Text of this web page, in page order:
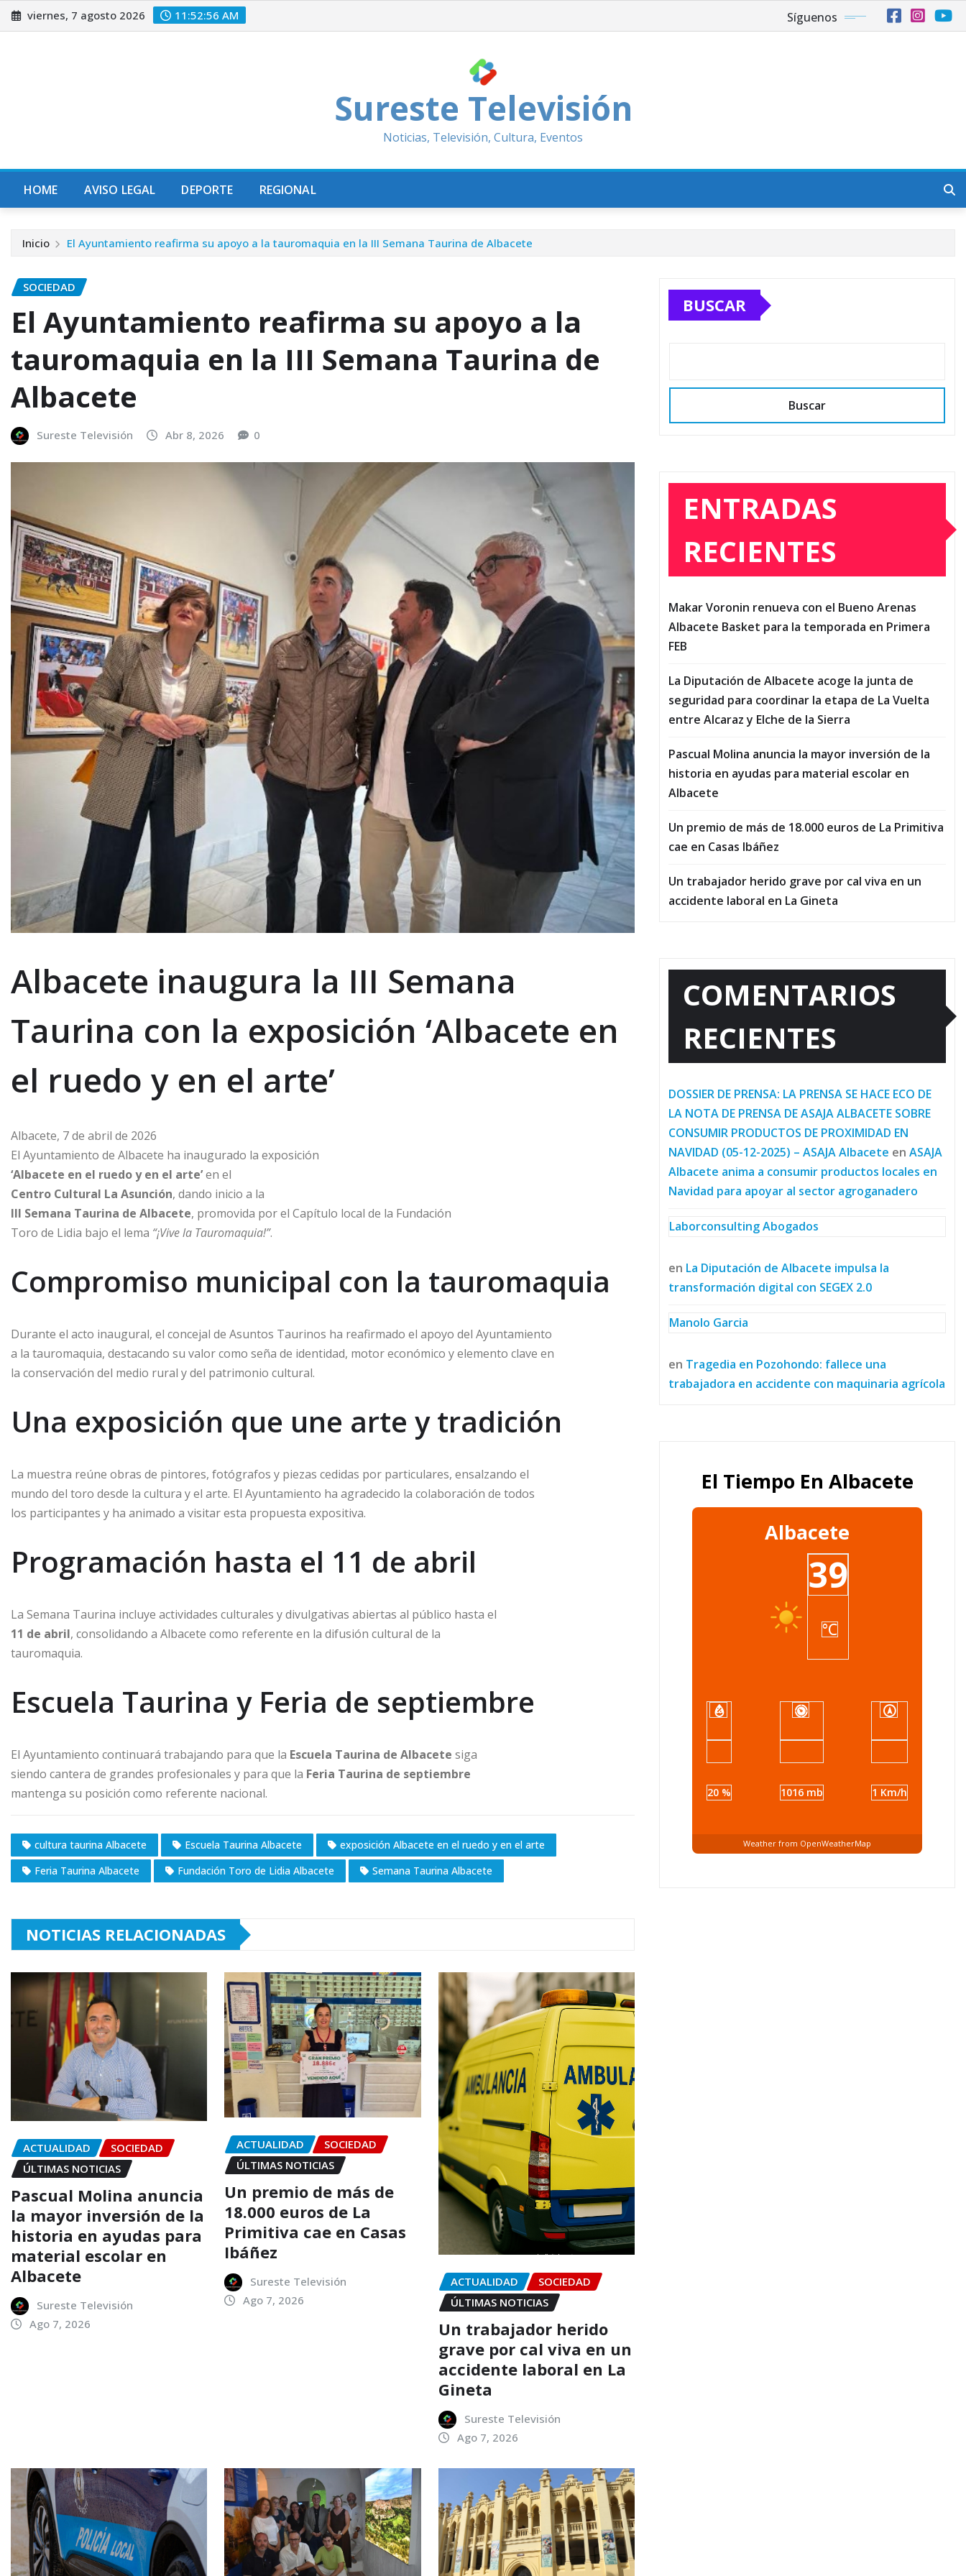
Saltar
al
viernes, 7 agosto 2026 11:52:57 AM Síguenos
Sureste Televisión
Noticias, Televisión, Cultura, Eventos
HOME AVISO LEGAL DEPORTE REGIONAL
Inicio El Ayuntamiento reafirma su apoyo a la tauromaquia en la III Semana Taurina de Albacete
SOCIEDAD
El Ayuntamiento reafirma su apoyo a la
tauromaquia en la III Semana Taurina de
Albacete
Sureste Televisión Abr 8, 2026 0
Albacete inaugura la III Semana
Taurina con la exposición ‘Albacete en
el ruedo y en el arte’
Albacete, 7 de abril de 2026
El Ayuntamiento de Albacete ha inaugurado la exposición
‘Albacete en el ruedo y en el arte’en el
Centro Cultural La Asunción, dando inicio a la
III Semana Taurina de Albacete, promovida por el Capítulo local de la Fundación
Toro de Lidia bajo el lema “¡Vive la Tauromaquia!”.
Compromiso municipal con la tauromaquia
Durante el acto inaugural, el concejal de Asuntos Taurinos ha reafirmado el apoyo del Ayuntamiento
a la tauromaquia, destacando su valor como seña de identidad, motor económico y elemento clave en
la conservación del medio rural y del patrimonio cultural.
Una exposición que une arte y tradición
La muestra reúne obras de pintores, fotógrafos y piezas cedidas por particulares, ensalzando el
mundo del toro desde la cultura y el arte. El Ayuntamiento ha agradecido la colaboración de todos
los participantes y ha animado a visitar esta propuesta expositiva.
Programación hasta el 11 de abril
La Semana Taurina incluye actividades culturales y divulgativas abiertas al público hasta el
11 de abril, consolidando a Albacete como referente en la difusión cultural de la
tauromaquia.
Escuela Taurina y Feria de septiembre
El Ayuntamiento continuará trabajando para que la Escuela Taurina de Albacete siga
siendo cantera de grandes profesionales y para que la Feria Taurina de septiembre
mantenga su posición como referente nacional.
cultura taurina Albacete Escuela Taurina Albacete
exposición Albacete en el ruedo y en el arte
Feria Taurina Albacete
Fundación Toro de Lidia Albacete Semana Taurina Albacete
NOTICIAS RELACIONADAS
ACTUALIDAD
SOCIEDAD
ÚLTIMAS NOTICIAS
Pascual Molina anuncia
la mayor inversión de la
historia en ayudas para
material escolar en
Albacete
Sureste Televisión
Ago 7, 2026
ACTUALIDAD
SOCIEDAD
ÚLTIMAS NOTICIAS
Un premio de más de
18.000 euros de La
Primitiva cae en Casas
Ibáñez
Sureste Televisión
Ago 7, 2026
ACTUALIDAD
SOCIEDAD
ÚLTIMAS NOTICIAS
Un trabajador herido
grave por cal viva en un
accidente laboral en La
Gineta
Sureste Televisión
Ago 7, 2026
BUSCAR
Buscar
ENTRADAS
RECIENTES
Makar Voronin renueva con el Bueno Arenas
Albacete Basket para la temporada en Primera
FEB
La Diputación de Albacete acoge la junta de
seguridad para coordinar la etapa de La Vuelta
entre Alcaraz y Elche de la Sierra
Pascual Molina anuncia la mayor inversión de la
historia en ayudas para material escolar en
Albacete
Un premio de más de 18.000 euros de La Primitiva
cae en Casas Ibáñez
Un trabajador herido grave por cal viva en un
accidente laboral en La Gineta
COMENTARIOS
RECIENTES
DOSSIER DE PRENSA: LA PRENSA SE HACE ECO DE
LA NOTA DE PRENSA DE ASAJA ALBACETE SOBRE
CONSUMIR PRODUCTOS DE PROXIMIDAD EN
NAVIDAD (05-12-2025) – ASAJA Albacete en ASAJA
Albacete anima a consumir productos locales en
Navidad para apoyar al sector agroganadero
Laborconsulting Abogados
en La Diputación de Albacete impulsa la
transformación digital con SEGEX 2.0
Manolo Garcia
en Tragedia en Pozohondo: fallece una
trabajadora en accidente con maquinaria agrícola
El Tiempo En Albacete
Albacete
39
°C
20 % 1016 mb 1 Km/h
Weather from OpenWeatherMap